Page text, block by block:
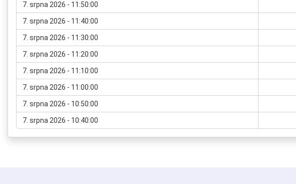
7. srpna 2026 - 11:50:00
7. srpna 2026 - 11:40:00
7. srpna 2026 - 11:30:00
7. srpna 2026 - 11:20:00
7. srpna 2026 - 11:10:00
7. srpna 2026 - 11:00:00
7. srpna 2026 - 10:50:00
7. srpna 2026 - 10:40:00